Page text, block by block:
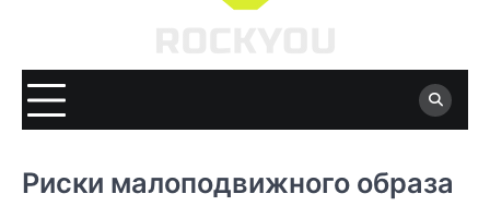
Риски малоподвижного образа